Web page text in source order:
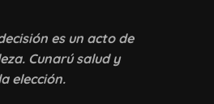
es un acto de
Cunarú salud y
elección.